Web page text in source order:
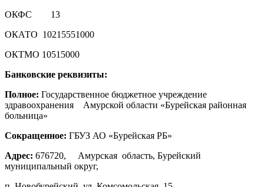
ОКФС 13
ОКАТО 10215551000
ОКТМО 10515000
Банковские реквизиты:
Полное: Государственное бюджетное учреждение
здравоохранения Амурской области «Бурейская районная
больница»
Сокращенное: ГБУЗ АО «Бурейская РБ»
Адрес: 676720, Амурская область, Бурейский
муниципальный округ,